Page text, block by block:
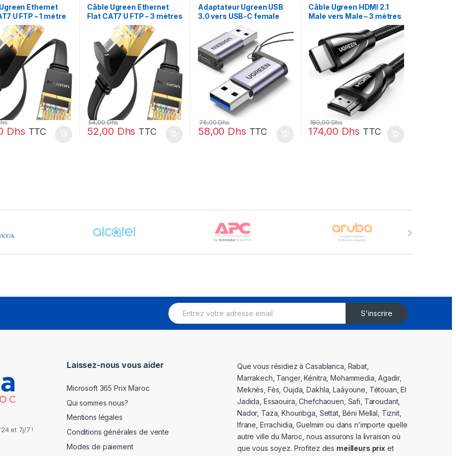
Ethernet
U FTP – 1 mètre
Dhs TTC
Câble Ugreen Ethernet
Flat CAT7 U FTP – 3 mètres
52,00 Dhs
54,00Dhs
TTC
Adaptateur Ugreen USB
3.0 vers USB-C female
58,00 Dhs
76,00Dhs
TTC
Câble Ugreen HDMI 2.1
Male vers Male – 3 mètres
174,00 Dhs
180,00Dhs
TTC
E
m
S'inscrire
et 7j/7 !
Laissez-nous vous aider
Microsoft 365 Prix Maroc
Qui sommes nous?
Mentions légales
Conditions générales de vente
Modes de paiement
Que vous résidiez à Casablanca, Rabat,
Marrakech, Tanger, Kénitra, Mohammedia, Agadir,
Meknès, Fès, Oujda, Dakhla, Laâyoune, Tétouan, El
Jadida, Essaouira, Chefchaouen, Safi, Taroudant,
Nador, Taza, Khouribga, Settat, Béni Mellal, Tiznit,
Ifrane, Errachidia, Guelmim ou dans n’importe quelle
autre ville du Maroc, nous assurons la livraison où
que vous soyez. Profitez des meilleurs prix et